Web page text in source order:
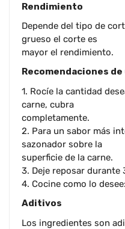
Rendimiento
Depende del tipo de
grueso el corte es
mayor el rendimiento.
Recomendaciones de
1. Rocíe la cantidad
carne, cubra
completamente.
2. Para un sabor más
sazonador sobre la
superficie de la carne.
3. Deje reposar durante
4. Cocine como lo
Aditivos
Los ingredientes son